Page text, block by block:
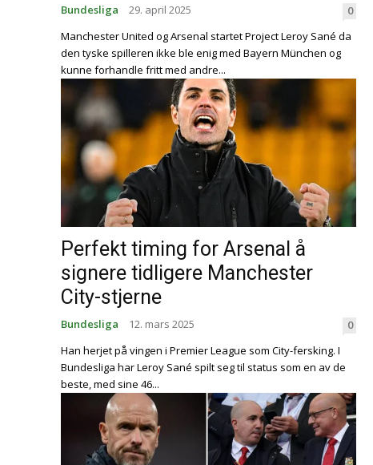
Bundesliga 29. april 2025
0
Manchester United og Arsenal startet Project Leroy Sané da
den tyske spilleren ikke ble enig med Bayern München og
kunne forhandle fritt med andre...
Perfekt timing for Arsenal å
signere tidligere Manchester
City-stjerne
Bundesliga 12. mars 2025
0
Han herjet på vingen i Premier League som City-fersking. I
Bundesliga har Leroy Sané spilt seg til status som en av de
beste, med sine 46...